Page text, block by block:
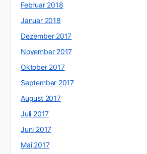
Februar 2018
Januar 2018
Dezember 2017
November 2017
Oktober 2017
September 2017
August 2017
Juli 2017
Juni 2017
Mai 2017